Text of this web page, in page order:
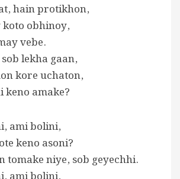
hain protikhon,
obhinoy,
vebe.
lekha gaan,
kore uchaton,
amake?
ami bolini,
keno asoni?
tomake niye, sob geyechhi.